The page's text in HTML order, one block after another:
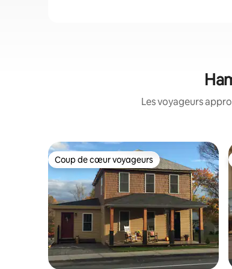
Les voyageurs
Coup de cœur voyageurs
Coup de cœur voyageurs